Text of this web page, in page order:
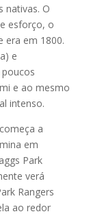
nativas. O
esforço, o
era em 1800.
e
e ao mesmo
intenso.
a
em
Park
verá
Rangers
ao redor